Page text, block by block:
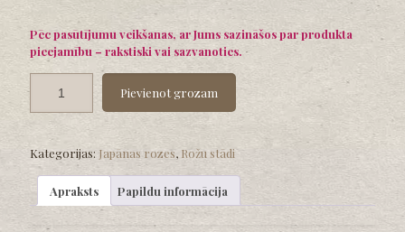
Pēc pasūtījumu veikšanas, ar Jums sazināšos par produkta
pieejamību – rakstiski vai sazvanoties.
Pievienot grozam
Kategorijas: Japānas rozes, Rožu stādi
Apraksts Papildu informācija